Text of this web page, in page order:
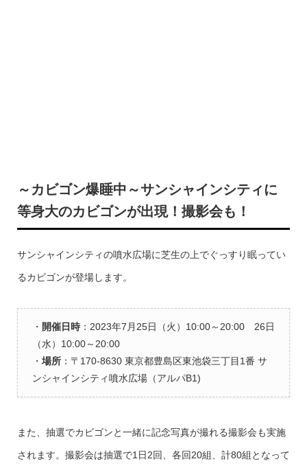
～カビゴン爆睡中～サンシャインシティに
等身大のカビゴンが出現！撮影会も！
サンシャインシティの噴水広場に芝生の上でぐっすり眠ってい
るカビゴンが登場します。
・ 開催日時：2023年7月25日（火）10:00～20:00 26日
（水）10:00～20:00
・ 場所：〒170-8630 東京都豊島区東池袋三丁目1番 サ
ンシャインシティ噴水広場（アルパB1)
また、抽選でカビゴンと一緒に記念写真が撮れる撮影会も実施
されます。撮影会は抽選で1日2回、各回20組、計80組となって